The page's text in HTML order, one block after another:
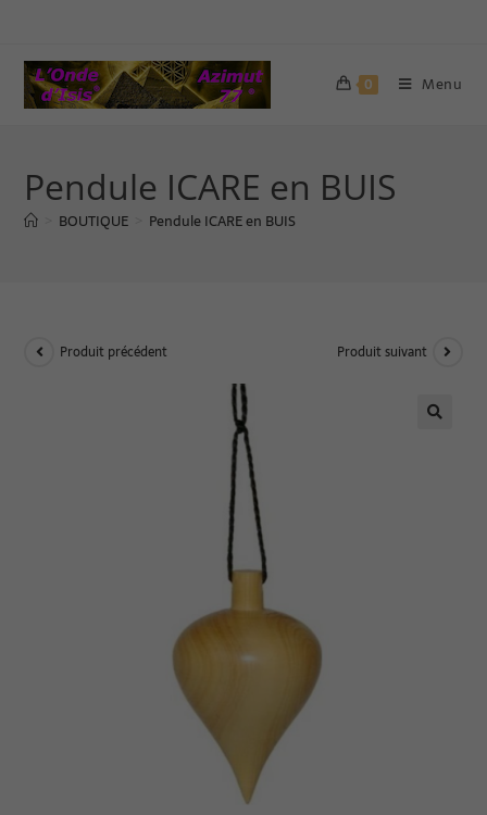
0 Menu
Pendule ICARE en BUIS
BOUTIQUE Pendule ICARE en BUIS
Produit précédent Produit suivant